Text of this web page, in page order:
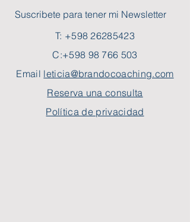
Suscribete para tener mi Newsletter
T: +598 26285423
C:+598 98 766 503
Email leticia@brandocoaching.com
Reserva una consulta
Política de privacidad